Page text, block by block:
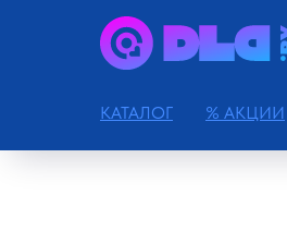
КАТАЛОГ % АКЦИИ